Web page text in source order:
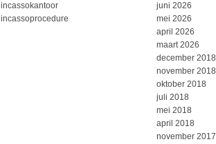
incassokantoor
incassoprocedure
juni 2026
mei 2026
april 2026
maart 2026
december 2018
november 2018
oktober 2018
juli 2018
mei 2018
april 2018
november 2017